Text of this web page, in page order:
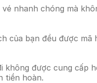
nhanh chóng mà
của bạn đều được mã
được cung cấp
tiền hoàn.